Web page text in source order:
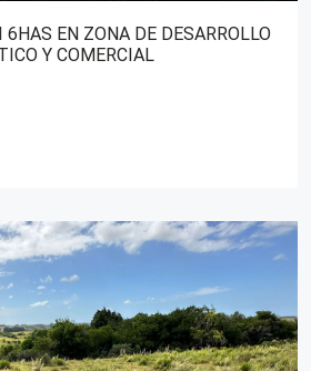
6HAS EN ZONA DE DESARROLLO
Y COMERCIAL